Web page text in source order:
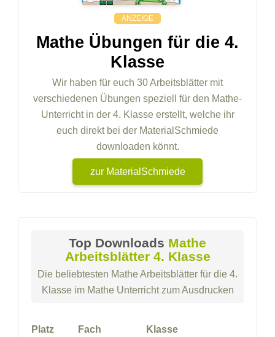
ANZEIGE
Mathe Übungen für die 4.
Klasse
Wir haben für euch 30 Arbeitsblätter mit
verschiedenen Übungen speziell für den Mathe-
Unterricht in der 4. Klasse erstellt, welche ihr
euch direkt bei der MaterialSchmiede
downloaden könnt.
zur MaterialSchmiede
Top Downloads Mathe
Arbeitsblätter 4. Klasse
Die beliebtesten Mathe Arbeitsblätter für die 4.
Klasse im Mathe Unterricht zum Ausdrucken
Platz Fach
Klasse